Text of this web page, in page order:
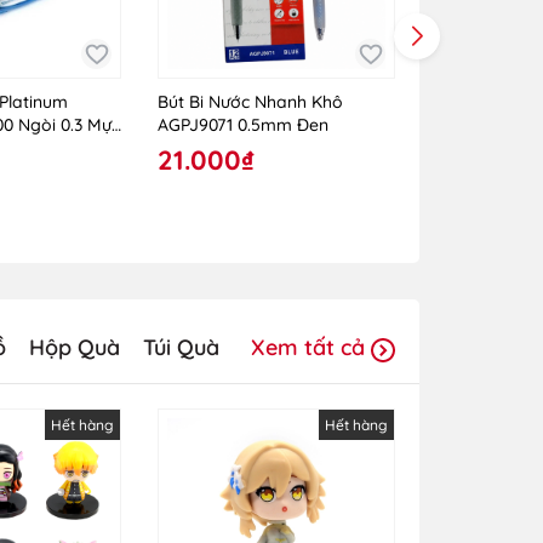
Ngòi 0.3 Mực
Bút Bi Nước Nhanh Khô
AGPJ9071 0.5mm Đen
21.000₫
Hộp Quà Túi Quà Xem tất cả
Hết hàng Hết hàng